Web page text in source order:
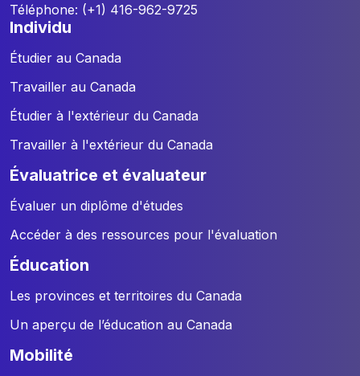
Téléphone: (+1) 416-962-9725
individu
Étudier au Canada
Travailler au Canada
Étudier à l'extérieur du Canada
Travailler à l'extérieur du Canada
évaluatrice et évaluateur
Évaluer un diplôme d'études
Accéder à des ressources pour l'évaluation
éducation
Les provinces et territoires du Canada
Un aperçu de l’éducation au Canada
mobilité